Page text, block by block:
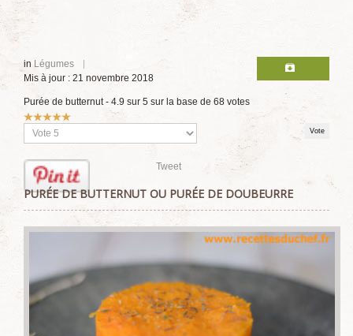
in Légumes
Mis à jour : 21 novembre 2018
Purée de butternut- 4.9 sur 5 sur la base de 68 votes
Vote
utilisateur:
Veuillez
voter
Tweet
PURÉE DE BUTTERNUT OU PURÉE DE DOUBEURRE